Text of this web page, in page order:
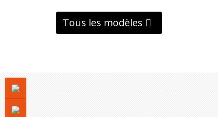
Tous les modèles